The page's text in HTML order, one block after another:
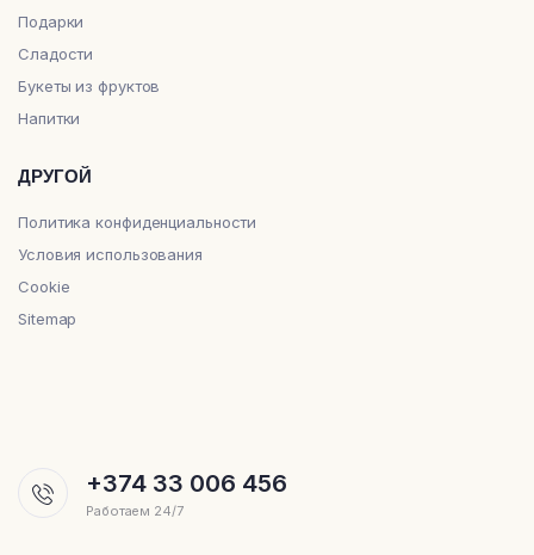
Подарки
Сладости
Букеты из фруктов
Напитки
ДРУГОЙ
Политика конфиденциальности
Условия использования
Cookie
Sitemap
+374 33 006 456
Работаем 24/7